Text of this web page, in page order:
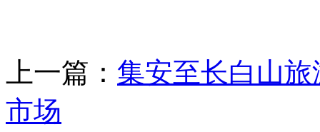
上一篇： 集安至长白山
市场